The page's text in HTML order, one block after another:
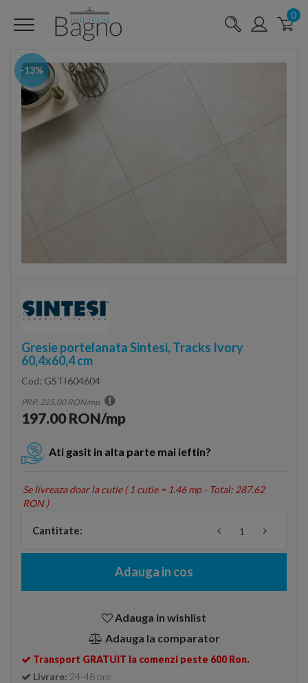
0
-13%
Gresie portelanata Sintesi, Tracks Ivory
60,4x60,4 cm
Cod: GSTI604604
PRP: 225.00 RON/mp
197.00 RON/mp
Ati gasit in alta parte mai ieftin?
Se livreaza doar la cutie (1 cutie = 1.46 mp - Total: 287.62
RON )
Cantitate:
Adauga in cos
Adauga in wishlist
Adauga la comparator
Transport GRATUIT la comenzi peste 600 Ron.
Livrare: 24-48 ore